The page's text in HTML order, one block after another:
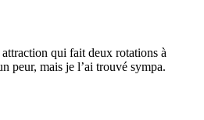
attraction qui fait deux rotations à
peur, mais je l’ai trouvé sympa.